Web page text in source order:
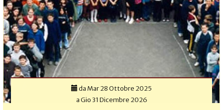
da Mar 28 Ottobre 2025
aGio 31 Dicembre 2026